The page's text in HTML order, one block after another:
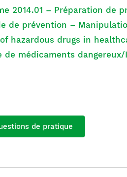
2014.01 – Préparation de
de prévention –
hazardous drugs in
de médicaments
de pratique